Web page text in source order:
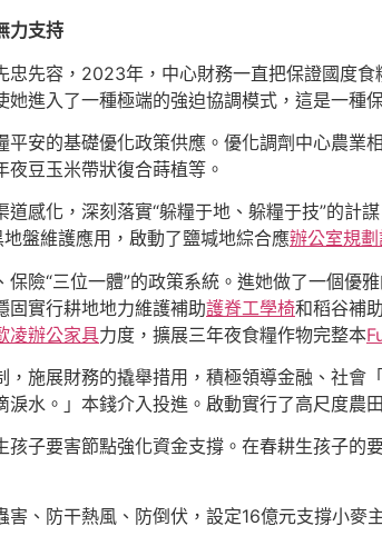
力支持
忠先容，2023年，中心財務一直把保證國度
她進入了一種極端的強迫協調模式，這是一種
平安的基礎優化政策供應。優化調劑中心農業
豆玉米帶狀復合蒔植等。
道感化，深刻落實“躲糧于地、躲糧于技”的
盤維護應用，啟動了鹽堿地綜合應辦公室規
保險“三位一體”的政策系統。進她做了一個
固實行耕地地力維護補助護脊工學椅和稻谷補
凌辦公家具力度，擴展三年夜食糧作物完整本
，施展財務的撬舉措用，積極領導金融、社會
水。」本錢介入投進。啟動實行了高尺度農
孩子要害節點強化資金支撐。在春耕生孩子的
、防干熱風、防倒伏，設定16億元支撐小麥